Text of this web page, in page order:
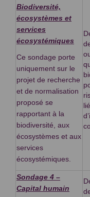
Biodiversité,
écosystèmes et
services
écosystémiques
Ce sondage porte
uniquement sur le
projet de recherche
et de normalisation
proposé se
rapportant à la
biodiversité, aux
écosystèmes et aux
services
écosystémiques.
Sondage 4 –
Capital humain